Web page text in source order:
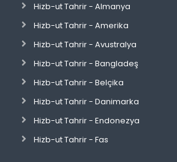
Hizb-ut Tahrir - Almanya
Hizb-ut Tahrir - Amerika
Hizb-ut Tahrir - Avustralya
Hizb-ut Tahrir - Bangladeş
Hizb-ut Tahrir - Belçika
Hizb-ut Tahrir - Danimarka
Hizb-ut Tahrir - Endonezya
Hizb-ut Tahrir - Fas